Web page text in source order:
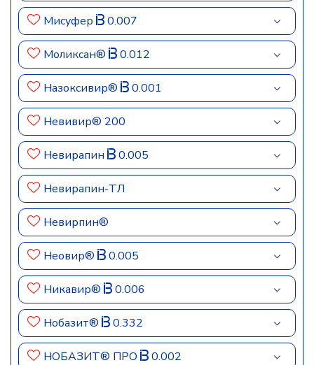
Мисуфер 0.007
Моликсан® 0.012
Назоксивир® 0.001
Невивир® 200
Невирапин 0.005
Невирапин-ТЛ
Невирпин®
Неовир® 0.005
Никавир® 0.006
Нобазит® 0.332
НОБАЗИТ® ПРО 0.002